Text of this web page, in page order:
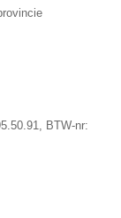
, BTW-nr: